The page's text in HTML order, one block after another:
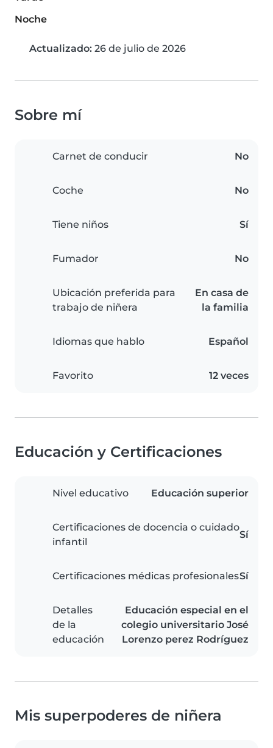
Noche
Actualizado: 26 de julio de 2026
Sobre mí
Carnet de conducir No
Coche No
Tiene niños Sí
Fumador No
Ubicación preferida para
trabajo de niñera
En casa de
la familia
Idiomas que hablo Español
Favorito 12 veces
Educación y Certificaciones
Nivel educativo Educación superior
Certificaciones de docencia o cuidado
infantil
Sí
Certificaciones médicas profesionalesSí
Detalles
de la
educación
Educación especial en el
colegio universitario José
Lorenzo perez Rodríguez
Mis superpoderes de niñera